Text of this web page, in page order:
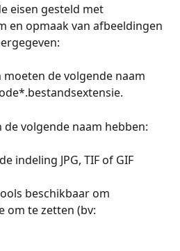
eisen gesteld met
en opmaak van afbeeldingen
de volgende naam
volgende naam hebben:
indeling JPG, TIF of GIF
beschikbaar om
om te zetten (bv: